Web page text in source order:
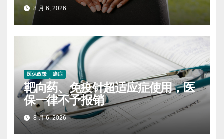
8 月 6, 2026
医保政策 癌症
靶向药、免疫针超适应症使用，医
保一律不予报销
8 月 6, 2026